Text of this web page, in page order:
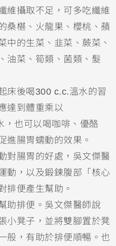
維攝取不足，可多吃纖維
桑椹、火龍果、櫻桃、蘋
中的生菜、韭菜、蕨菜、
油菜、筍類、菌類、髮
床後喝300 c.c.溫水的習
達到體重乘以
，也可以喝咖啡、優酪
進腸胃蠕動的效果。
對腸胃的好處，吳文傑醫
動，以及鍛鍊腹部「核心
排便產生幫助。
助排便。吳文傑醫師說
小凳子，並將雙腳置於凳
般，有助於排便順暢。也